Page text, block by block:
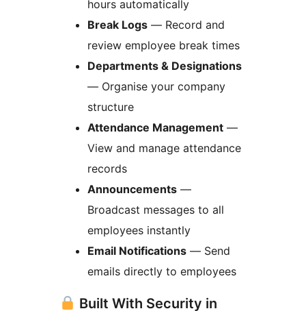
hours automatically
Break Logs — Record and
review employee break times
Departments & Designations
— Organise your company
structure
Attendance Management —
View and manage attendance
records
Announcements —
Broadcast messages to all
employees instantly
Email Notifications — Send
emails directly to employees
Built With Security in